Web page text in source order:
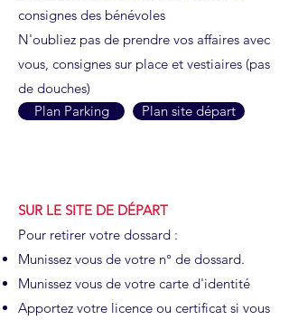
consignes des bénévoles
N'oubliez pas de prendre vos affaires avec
vous, consignes sur place et vestiaires (pas
de douches)
SUR LE SITE DE DÉPART​
​Pour retirer votre dossard :
Munissez vous de votre n° de dossard.
Munissez vous de votre carte d'identité
Apportez votre licence ou certificat si vous
Plan Parking Plan site départ